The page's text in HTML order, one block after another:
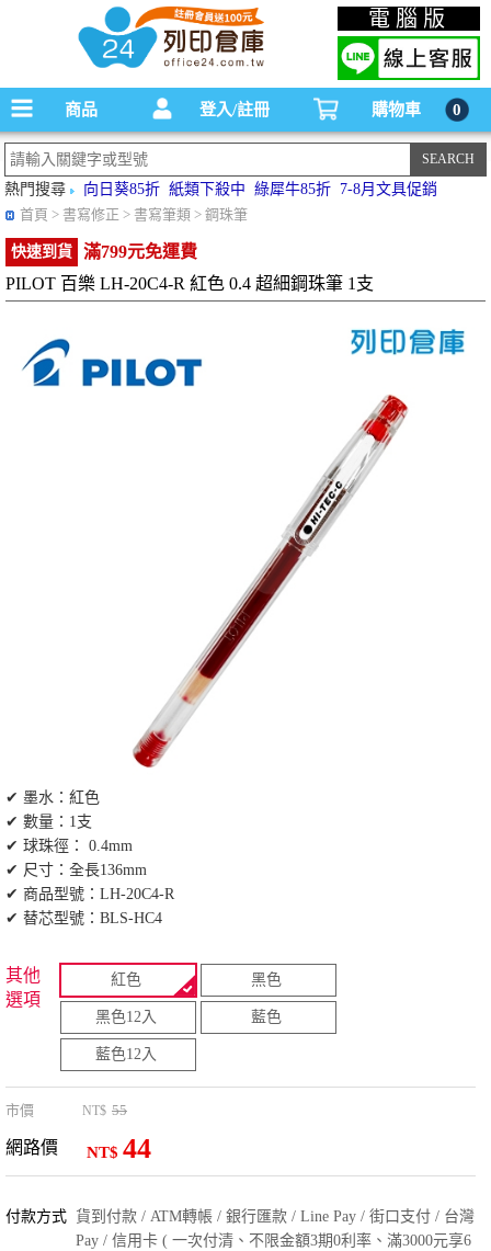
碳粉匣，墨水匣,原廠碳粉匣，副廠碳粉匣，環保碳粉匣,連續供墨印表機-office24列印
倉庫線上購物手機版
電腦版
商品 登入/註冊 購物車 0
熱門搜尋 向日葵85折 紙類下殺中 綠犀牛85折 7-8月文具促銷
首頁 > 書寫修正 > 書寫筆類 > 鋼珠筆
快速到貨
滿799元免運費
PILOT 百樂 LH-20C4-R 紅色 0.4 超細鋼珠筆 1支
✔ 墨水：紅色
✔ 數量：1支
✔ 球珠徑： 0.4mm
✔ 尺寸：全長136mm
✔ 商品型號：LH-20C4-R
✔ 替芯型號：BLS-HC4
其他
選項
紅色 黑色
黑色12入 藍色
藍色12入
市價 NT$ 55
網路價 NT$ 44
付款方式 貨到付款 / ATM轉帳 / 銀行匯款 / Line Pay / 街口支付 / 台灣
Pay / 信用卡 ( 一次付清、不限金額3期0利率、滿3000元享6